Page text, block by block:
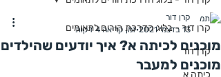
קרן דור - בלוג הדרכת הורים לתאומים
קרן דור
כיתה א
מוכנים לכיתה א? איך יודעים שהילדים
מוכנים למעבר
קרן דור
13 בדצמ׳ 2021
זמן קריאה 4 דקות